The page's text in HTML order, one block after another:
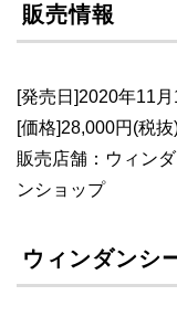
販売情報
[発売日]2020年11
[価格]28,000円(税抜
販売店舗：ウィン
ンショップ
ウィンダンシ